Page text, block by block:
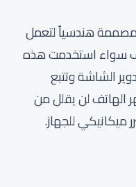
مصممة هندسياً لتعمل
سواء استخدمت هذه
الشاشة وتتبع
الهاتف لن يقلل من
للجهاز.